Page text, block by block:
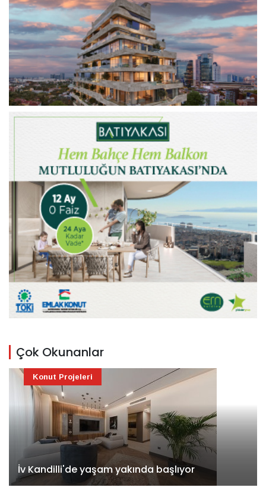
Çok Okunanlar
İv Kandilli'de yaşam yakında başlıyor
Konut Projeleri